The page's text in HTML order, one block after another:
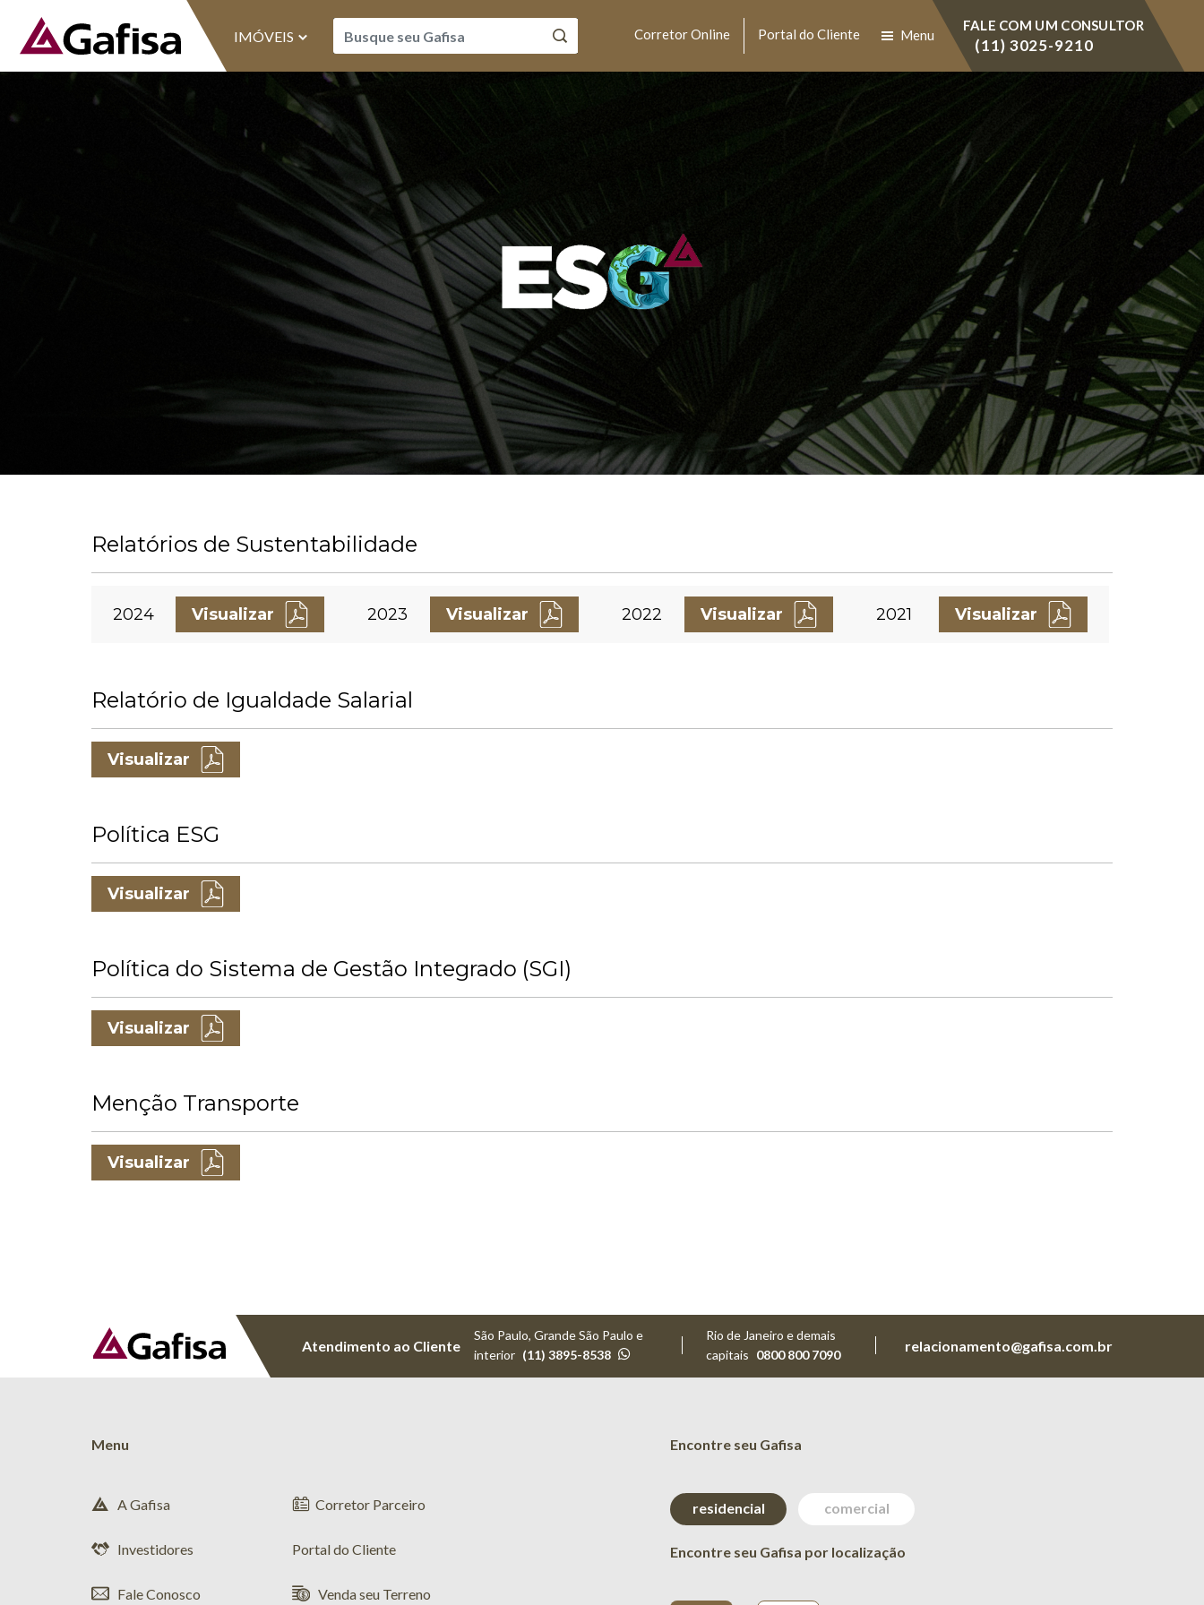
IMÓVEIS Corretor Online Portal do Cliente Menu
FALE COM UM CONSULTOR
(11) 3025-9210
Relatórios de Sustentabilidade
2024 Visualizar 2023 Visualizar 2022 Visualizar 2021 Visualizar
Relatório de Igualdade Salarial
Visualizar
Política ESG
Visualizar
Política do Sistema de Gestão Integrado (SGI)
Visualizar
Menção Transporte
Visualizar
Atendimento ao Cliente
São Paulo, Grande São Paulo e
interior (11) 3895-8538
Rio de Janeiro e demais
capitais 0800 800 7090
relacionamento@gafisa.com.br
Menu
A Gafisa
Investidores
Fale Conosco
Corretor Parceiro
Portal do Cliente
Venda seu Terreno
Encontre seu Gafisa
residencial comercial
Encontre seu Gafisa por localização